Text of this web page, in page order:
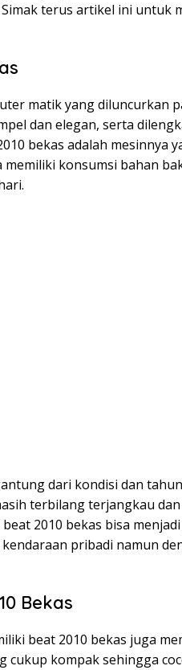
terus artikel ini untuk
matik yang diluncurkan
dan elegan, serta
bekas adalah mesinnya
konsumsi bahan
dari kondisi dan
terbilang terjangkau
2010 bekas bisa
pribadi namun
Bekas
beat 2010 bekas juga
cukup kompak sehingga